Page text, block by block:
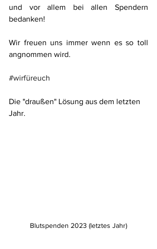
und vor allem bei allen Spendern
bedanken!
Wir freuen uns immer wenn es so toll
angnommen wird.
#wirfüreuch
Die "draußen" Lösung aus dem letzten
Jahr.
Blutspenden 2023 (letztes Jahr)